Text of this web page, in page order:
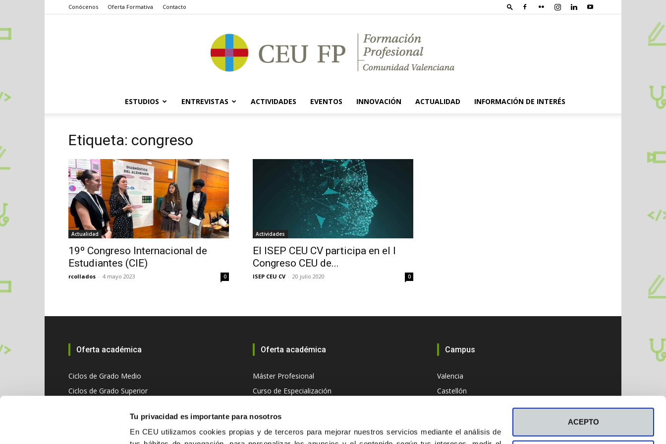
Tu privacidad es importante para nosotros
En CEU utilizamos cookies propias y de terceros para mejorar nuestros servicios mediante el análisis de
ACEPTO
Conócenos Oferta Formativa Contacto
Formativos
CEU
CV
ESTUDIOS ENTREVISTAS ACTIVIDADES EVENTOS INNOVACIÓN ACTUALIDAD INFORMACIÓN DE INTERÉS
Etiqueta: congreso
Actualidad
19º Congreso Internacional de
Estudiantes (CIE)
rcollados - 4 mayo 2023 0
Actividades
El ISEP CEU CV participa en el I
Congreso CEU de...
ISEP CEU CV - 20 julio 2020 0
Oferta académica
Ciclos de Grado Medio
Ciclos de Grado Superior
Oferta académica
Máster Profesional
Curso de Especialización
Campus
Valencia
Castellón